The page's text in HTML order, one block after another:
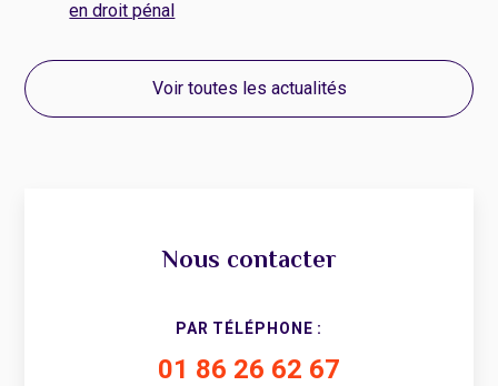
en droit pénal
Voir toutes les actualités
Nous contacter
PAR TÉLÉPHONE :
01 86 26 62 67